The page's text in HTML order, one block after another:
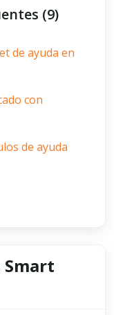
(9)
de ayuda en
con
de ayuda
Smart